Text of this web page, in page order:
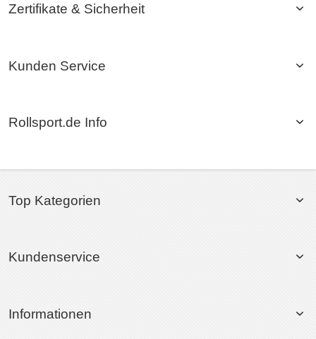
Zertifikate & Sicherheit
Kunden Service
Rollsport.de Info
Top Kategorien
Kundenservice
Informationen